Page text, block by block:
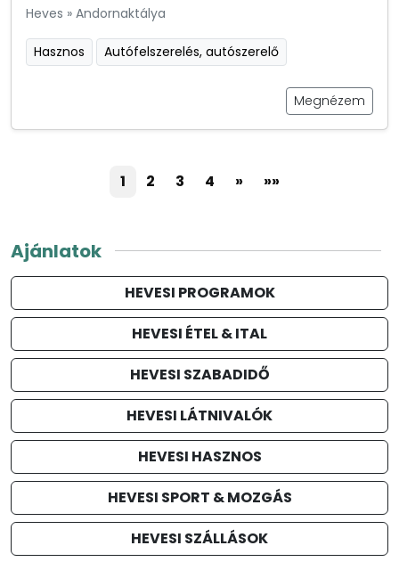
Heves » Andornaktálya
Hasznos Autófelszerelés, autószerelő
Megnézem
1 2 3 4 » »»
Ajánlatok
HEVESI PROGRAMOK
HEVESI ÉTEL & ITAL
HEVESI SZABADIDŐ
HEVESI LÁTNIVALÓK
HEVESI HASZNOS
HEVESI SPORT & MOZGÁS
HEVESI SZÁLLÁSOK